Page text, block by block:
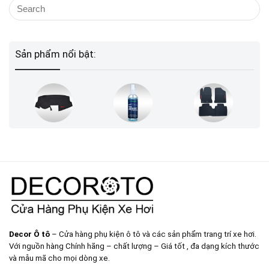
Sản phẩm nổi bật:
Decor Ô tô – Cửa hàng phụ kiện ô tô và các sản phẩm trang trí xe hơi.
Với nguồn hàng Chính hãng – chất lượng – Giá tốt , đa dạng kích thước
và mẫu mã cho mọi dòng xe.